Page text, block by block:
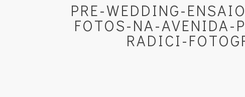
PRE-WEDDING-
FOTOS-NA-AVENIDA-
RADICI-